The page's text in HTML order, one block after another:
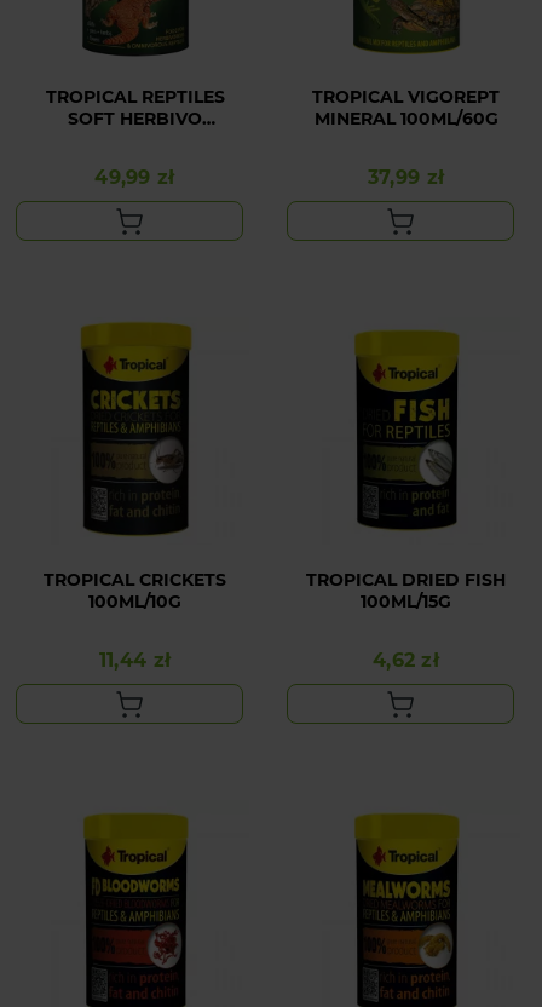
TROPICAL REPTILES
SOFT HERBIVO
Cena
49,99 zł
TROPICAL VIGOREPT
MINERAL 100ML/60G
Cena
37,99 zł
TROPICAL CRICKETS
100ML/10G
Cena
11,44 zł
TROPICAL DRIED FISH
100ML/15G
Cena
4,62 zł